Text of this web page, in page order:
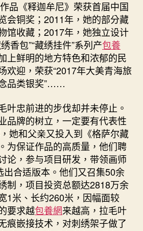
品《释迦牟尼》荣获首届中国
会铜奖；2011年，她的部分藏
馆收藏；2017年，她独立设计
香包”“藏绣挂件”系列产包養
上鲜明的地方特色和浓郁的民
欢迎，荣获“2017年大美青海旅
品类银奖”……
叶忠前进的步伐却并未停止。
品牌的树立，一定要有代表性
她和父亲又投入到《格萨尔藏
为保证作品的高质量，他们聘
论，参与项目研发，带领画师
合适版本。他们又召集50余
制，项目投资总额达2818万余
1米、长约260米，因幅面较
要求越包養網来越高，拉毛叶
痕嵌接技术，对刺绣架子做了